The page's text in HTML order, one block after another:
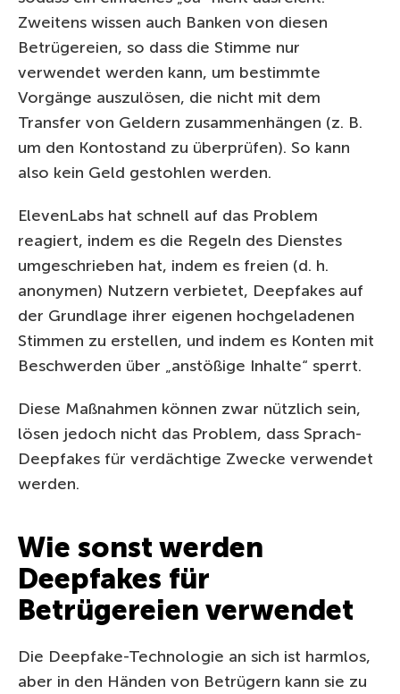
Zweitens wissen auch Banken von diesen
Betrügereien, so dass die Stimme nur
verwendet werden kann, um bestimmte
Vorgänge auszulösen, die nicht mit dem
Transfer von Geldern zusammenhängen (z. B.
um den Kontostand zu überprüfen). So kann
also kein Geld gestohlen werden.
ElevenLabs hat schnell auf das Problem
reagiert, indem es die Regeln des Dienstes
umgeschrieben hat, indem es freien (d. h.
anonymen) Nutzern verbietet, Deepfakes auf
der Grundlage ihrer eigenen hochgeladenen
Stimmen zu erstellen, und indem es Konten mit
Beschwerden über „anstößige Inhalte“ sperrt.
Diese Maßnahmen können zwar nützlich sein,
lösen jedoch nicht das Problem, dass Sprach-
Deepfakes für verdächtige Zwecke verwendet
werden.
Wie sonst werden
Deepfakes für
Betrügereien verwendet
Die Deepfake-Technologie an sich ist harmlos,
aber in den Händen von Betrügern kann sie zu